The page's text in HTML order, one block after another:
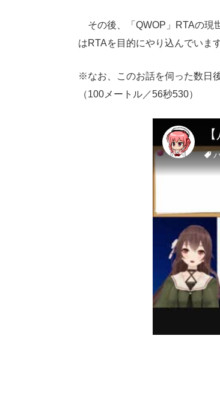
その後、「QWOP」RTAの現
はRTAを目的にやり込んでいます
※なお、このお話を伺った数日
（100メートル／56秒530）